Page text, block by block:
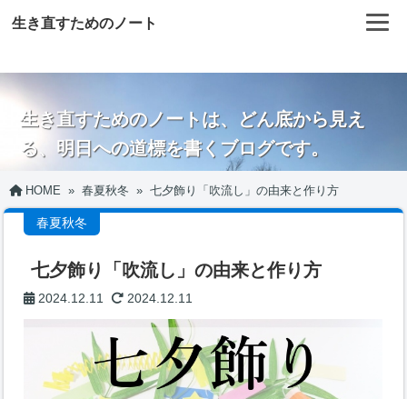
生き直すためのノート
生き直すためのノートは、どん底から見え
る、明日への道標を書くブログです。
HOME » 春夏秋冬 » 七夕飾り「吹流し」の由来と作り方
春夏秋冬
七夕飾り「吹流し」の由来と作り方
2024.12.11 2024.12.11